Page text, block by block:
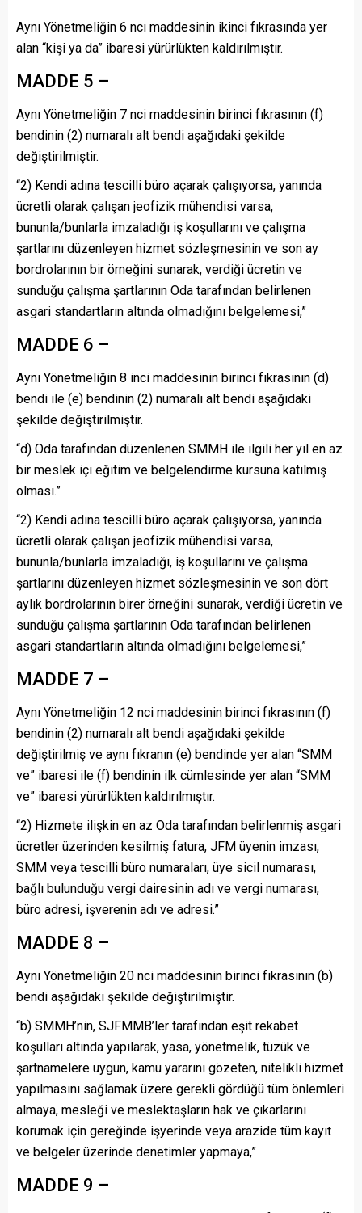
Aynı Yönetmeliğin 6 ncı maddesinin ikinci fıkrasında yer
alan “kişi ya da” ibaresi yürürlükten kaldırılmıştır.
MADDE 5 –
Aynı Yönetmeliğin 7 nci maddesinin birinci fıkrasının (f)
bendinin (2) numaralı alt bendi aşağıdaki şekilde
değiştirilmiştir.
“2) Kendi adına tescilli büro açarak çalışıyorsa, yanında
ücretli olarak çalışan jeofizik mühendisi varsa,
bununla/bunlarla imzaladığı iş koşullarını ve çalışma
şartlarını düzenleyen hizmet sözleşmesinin ve son ay
bordrolarının bir örneğini sunarak, verdiği ücretin ve
sunduğu çalışma şartlarının Oda tarafından belirlenen
asgari standartların altında olmadığını belgelemesi,”
MADDE 6 –
Aynı Yönetmeliğin 8 inci maddesinin birinci fıkrasının (d)
bendi ile (e) bendinin (2) numaralı alt bendi aşağıdaki
şekilde değiştirilmiştir.
“d) Oda tarafından düzenlenen SMMH ile ilgili her yıl en az
bir meslek içi eğitim ve belgelendirme kursuna katılmış
olması.”
“2) Kendi adına tescilli büro açarak çalışıyorsa, yanında
ücretli olarak çalışan jeofizik mühendisi varsa,
bununla/bunlarla imzaladığı, iş koşullarını ve çalışma
şartlarını düzenleyen hizmet sözleşmesinin ve son dört
aylık bordrolarının birer örneğini sunarak, verdiği ücretin ve
sunduğu çalışma şartlarının Oda tarafından belirlenen
asgari standartların altında olmadığını belgelemesi,”
MADDE 7 –
Aynı Yönetmeliğin 12 nci maddesinin birinci fıkrasının (f)
bendinin (2) numaralı alt bendi aşağıdaki şekilde
değiştirilmiş ve aynı fıkranın (e) bendinde yer alan “SMM
ve” ibaresi ile (f) bendinin ilk cümlesinde yer alan “SMM
ve” ibaresi yürürlükten kaldırılmıştır.
“2) Hizmete ilişkin en az Oda tarafından belirlenmiş asgari
ücretler üzerinden kesilmiş fatura, JFM üyenin imzası,
SMM veya tescilli büro numaraları, üye sicil numarası,
bağlı bulunduğu vergi dairesinin adı ve vergi numarası,
büro adresi, işverenin adı ve adresi.”
MADDE 8 –
Aynı Yönetmeliğin 20 nci maddesinin birinci fıkrasının (b)
bendi aşağıdaki şekilde değiştirilmiştir.
“b) SMMH’nin, SJFMMB’ler tarafından eşit rekabet
koşulları altında yapılarak, yasa, yönetmelik, tüzük ve
şartnamelere uygun, kamu yararını gözeten, nitelikli hizmet
yapılmasını sağlamak üzere gerekli gördüğü tüm önlemleri
almaya, mesleği ve meslektaşların hak ve çıkarlarını
korumak için gereğinde işyerinde veya arazide tüm kayıt
ve belgeler üzerinde denetimler yapmaya,”
MADDE 9 –